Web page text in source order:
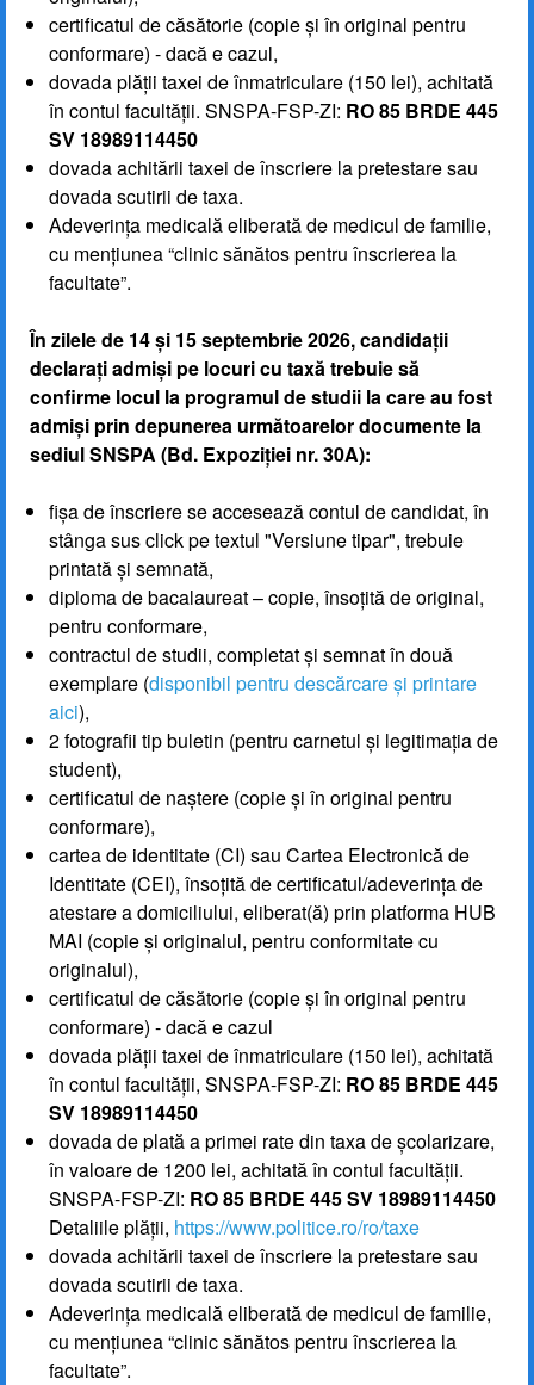
certificatul de căsătorie (copie și în original pentru
conformare) - dacă e cazul,
dovada plății taxei de înmatriculare (150 lei), achitată
în contul facultății. SNSPA-FSP-ZI: RO 85 BRDE 445
SV 18989114450
dovada achitării taxei de înscriere la pretestare sau
dovada scutirii de taxa.
Adeverința medicală eliberată de medicul de familie,
cu mențiunea “clinic sănătos pentru înscrierea la
facultate”.
În zilele de 14 și 15 septembrie 2026, candidații
declarați admiși pe locuri cu taxă trebuie să
confirme locul la programul de studii la care au fost
admiși prin depunerea următoarelor documente la
sediul SNSPA (Bd. Expoziției nr. 30A):
fișa de înscriere se accesează contul de candidat, în
stânga sus click pe textul "Versiune tipar", trebuie
printată și semnată,
diploma de bacalaureat – copie, însoțită de original,
pentru conformare,
contractul de studii, completat și semnat în două
exemplare (disponibil pentru descărcare și printare
aici),
2 fotografii tip buletin (pentru carnetul și legitimația de
student),
certificatul de naștere (copie și în original pentru
conformare),
cartea de identitate (CI) sau Cartea Electronică de
Identitate (CEI), însoțită de certificatul/adeverința de
atestare a domiciliului, eliberat(ă) prin platforma HUB
MAI (copie și originalul, pentru conformitate cu
originalul),
certificatul de căsătorie (copie și în original pentru
conformare) - dacă e cazul
dovada plății taxei de înmatriculare (150 lei), achitată
în contul facultății, SNSPA-FSP-ZI: RO 85 BRDE 445
SV 18989114450
dovada de plată a primei rate din taxa de școlarizare,
în valoare de 1200 lei, achitată în contul facultății.
SNSPA-FSP-ZI: RO 85 BRDE 445 SV 18989114450
Detaliile plății, https://www.politice.ro/ro/taxe
dovada achitării taxei de înscriere la pretestare sau
dovada scutirii de taxa.
Adeverința medicală eliberată de medicul de familie,
cu mențiunea “clinic sănătos pentru înscrierea la
facultate”.